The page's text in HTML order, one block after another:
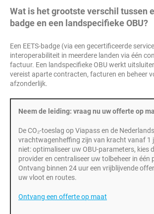
Wat is het grootste verschil tussen
badge en een landspecifieke OBU?
Een EETS-badge (via een gecertificeerde
interoperabiliteit in meerdere landen via één
factuur. Een landspecifieke OBU werkt
vereist aparte contracten, facturen en beheer
afzonderlijk.
Neem de leiding: vraag nu uw offerte op
De CO₂-toeslag op Viapass en de
vrachtwagenheffing zijn van kracht vanaf 1
niet: optimaliseer uw OBU-parameters, kies
provider en centraliseer uw tolbeheer in één
Ontvang binnen 24 uur een vrijblijvende
uw vloot en routes.
Ontvang een offerte op maat